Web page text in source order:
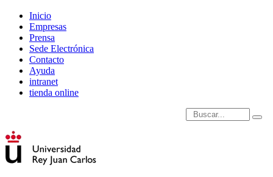
Inicio
Empresas
Prensa
Sede Electrónica
Contacto
Ayuda
intranet
tienda online
Introduce términos de